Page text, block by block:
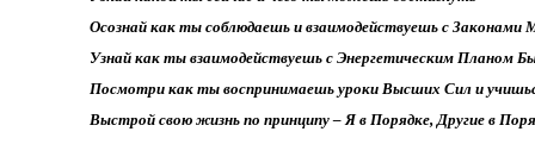
Осознай как ты соблюдаешь и взаимодействуешь с Законами
Узнай как ты взаимодействуешь с Энергетическим Планом
Посмотри как ты воспринимаешь уроки Высших Сил и
Выстрой свою жизнь по принципу – Я в Порядке, Другие в